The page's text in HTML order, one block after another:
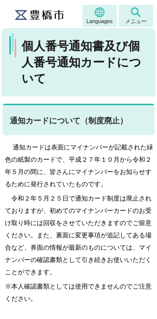
Languages メニュー
個人番号通知書及び個
人番号通知カードにつ
いて
通知カードについて（制度廃止）
通知カードは表面にマイナンバーが記載された緑
色の紙製のカードで、平成２７年１０月から令和２
年５月の間に、皆さんにマイナンバーをお知らせす
るために発行されていたものです。
令和２年５月２５日で通知カード制度は廃止され
ておりますが、初めてのマイナンバーカードのお受
け取り時には回収をさせていただきますのでご留意
ください。また、裏面に変更事項が追記してある場
合など、券面の情報が最新のものについては、マイ
ナンバーの確認書類として引き続きお使いいただく
ことができます。
※本人確認書類としては使用できませんのでご注意
ください。